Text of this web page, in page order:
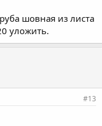
шовная из листа
уложить.
#13